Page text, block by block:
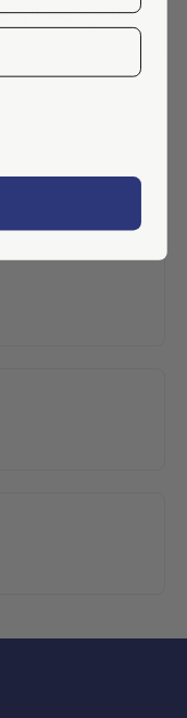
Place a job